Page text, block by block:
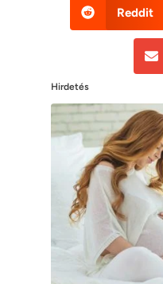
Reddit
Hirdetés